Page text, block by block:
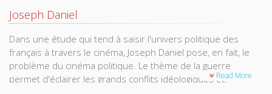
Joseph Daniel
Dans une étude qui tend à saisir l'univers politique des
français à travers le cinéma, Joseph Daniel pose, en fait, le
problème du cinéma politique. Le thème de la guerre
permet d'éclairer les grands conflits idéologiques et,Read More